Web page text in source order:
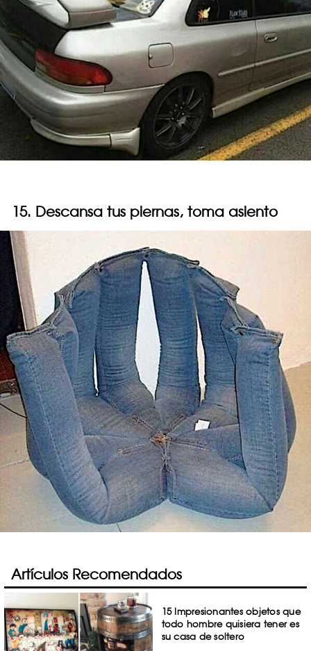
15. Descansa tus piernas, toma asiento
Artículos Recomendados
15 Impresionantes objetos que
todo hombre quisiera tener es
su casa de soltero